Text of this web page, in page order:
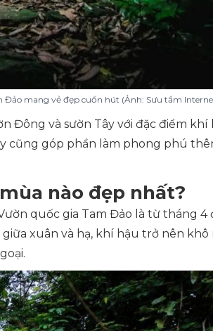
Đảo mang vẻ đẹp cuốn hút (Ảnh: Sưu tầm
Đông và sườn Tây với đặc điểm khí
cũng góp phần làm phong phú
nào đẹp nhất?
quốc gia Tam Đảo là từ tháng 4
xuân và hạ, khí hậu trở nên khô